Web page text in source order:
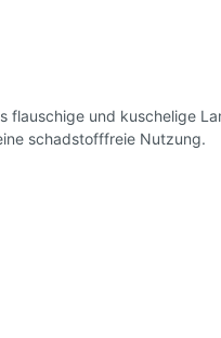
flauschige und kuschelige
schadstofffreie Nutzung.